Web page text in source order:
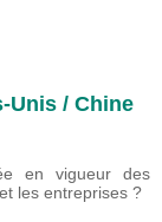
Unis / Chine
en vigueur des
les entreprises ?